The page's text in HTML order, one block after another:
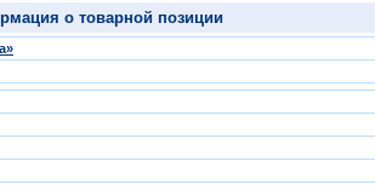
о товарной позиции